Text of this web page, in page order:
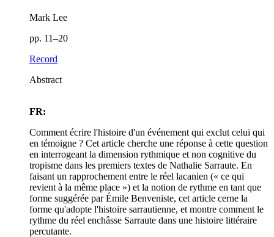
Mark Lee
pp. 11–20
Record
Abstract
FR:
Comment écrire l'histoire d'un événement qui exclut celui qui
en témoigne ? Cet article cherche une réponse à cette question
en interrogeant la dimension rythmique et non cognitive du
tropisme dans les premiers textes de Nathalie Sarraute. En
faisant un rapprochement entre le réel lacanien (« ce qui
revient à la même place ») et la notion de rythme en tant que
forme suggérée par Émile Benveniste, cet article cerne la
forme qu'adopte l'histoire sarrautienne, et montre comment le
rythme du réel enchâsse Sarraute dans une histoire littéraire
percutante.